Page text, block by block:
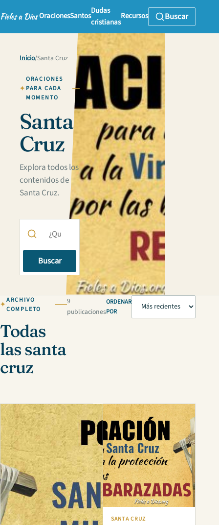
OracionesSantos
Dudas
cristianas
Recursos Buscar
Inicio/Santa Cruz
ORACIONES
PARA CADA
MOMENTO
Santa
Cruz
Explora todos los
contenidos de
Santa Cruz.
Buscar
ARCHIVO
COMPLETO
Todas
las santa
cruz
9
publicaciones
ORDENAR
POR
SANTA CRUZ